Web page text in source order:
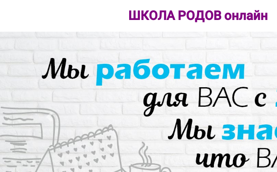
ШКОЛА РОДОВ онлайн